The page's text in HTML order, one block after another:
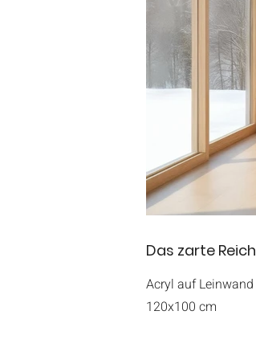
Das zarte Reich
Acryl auf Leinwand
120x100 cm